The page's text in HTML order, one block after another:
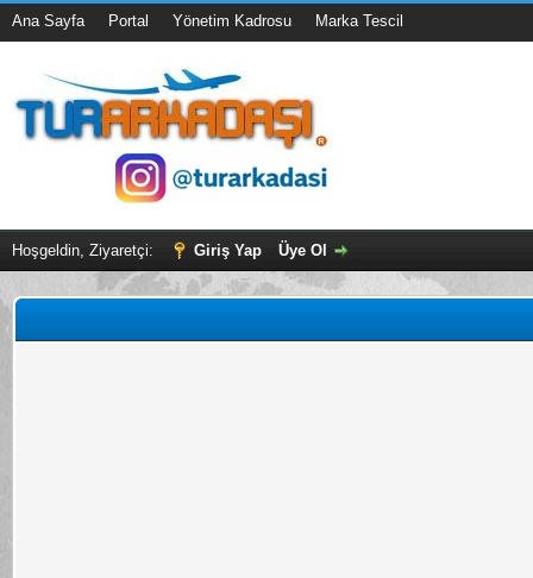
Ana Sayfa Portal Yönetim Kadrosu Marka Tescil
Hoşgeldin, Ziyaretçi: Giriş Yap Üye Ol